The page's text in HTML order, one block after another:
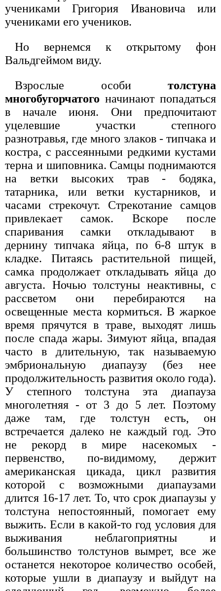
учениками Григория Ивановича или
учениками его учеников.
Но вернемся к открытому фон
Вальдгеймом виду.
Взрослые особи толстуна
многобугорчатого начинают попадаться
в начале июня. Они предпочитают
уцелевшие участки степного
разнотравья, где много злаков - типчака и
костра, с рассеянными редкими кустами
терна и шиповника. Самцы поднимаются
на ветки высоких трав - бодяка,
татарника, или ветки кустарников, и
часами стрекочут. Стрекотание самцов
привлекает самок. Вскоре после
спаривания самки откладывают в
дернину типчака яйца, по 6-8 штук в
кладке. Питаясь растительной пищей,
самка продолжает откладывать яйца до
августа. Ночью толстуны неактивны, с
рассветом они перебираются на
освещенные места кормиться. В жаркое
время прячутся в траве, выходят лишь
после спада жары. Зимуют яйца, впадая
часто в длительную, так называемую
эмбриональную диапаузу (без нее
продолжительность развития около года).
У степного толстуна эта диапауза
многолетняя - от 3 до 5 лет. Поэтому
даже там, где толстун есть, он
встречается далеко не каждый год. Это
не рекорд в мире насекомых -
первенство, по-видимому, держит
американская цикада, цикл развития
которой с возможными диапаузами
длится 16-17 лет. То, что срок диапаузы у
толстуна непостоянный, помогает ему
выжить. Если в какой-то год условия для
выживания неблагоприятны и
большинство толстунов вымрет, все же
останется некоторое количество особей,
которые ушли в диапаузу и выйдут на